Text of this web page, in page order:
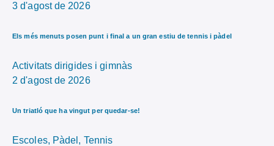
3 d'agost de 2026
Els més menuts posen punt i final a un gran estiu de tennis i pàdel
Activitats dirigides i gimnàs
2 d'agost de 2026
Un triatló que ha vingut per quedar-se!
Escoles, Pàdel, Tennis